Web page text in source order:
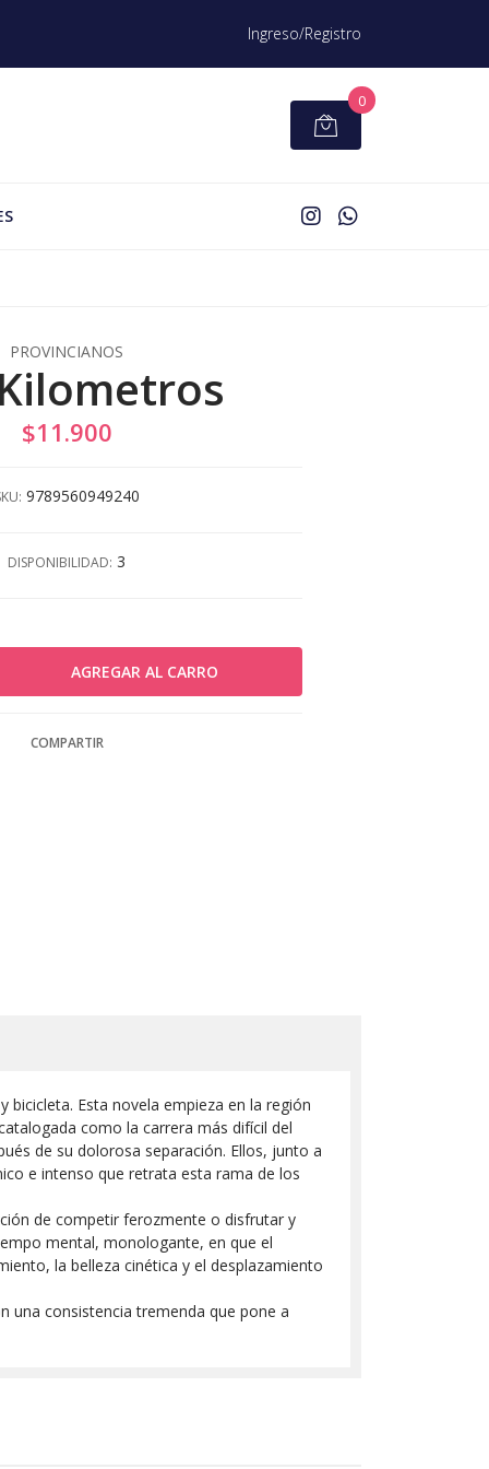
Ingreso/Registro
0
PROVINCIANOS
$11.900
9789560949240
DISPONIBILIDAD: 3
COMPARTIR
Esta novela empieza en la región
como la carrera más difícil del
de su dolorosa separación. Ellos, junto a
e intenso que retrata esta rama de los
de competir ferozmente o disfrutar y
mental, monologante, en que el
la belleza cinética y el desplazamiento
una consistencia tremenda que pone a